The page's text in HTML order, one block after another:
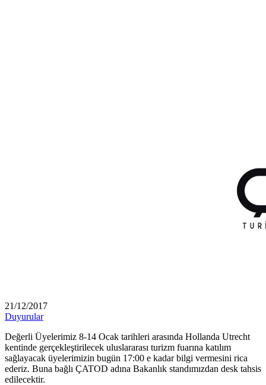
21/12/2017
Duyurular
Değerli Üyelerimiz 8-14 Ocak tarihleri arasında Hollanda Utrecht
kentinde gerçekleştirilecek uluslararası turizm fuarına katılım
sağlayacak üyelerimizin bugün 17:00 e kadar bilgi vermesini rica
ederiz. Buna bağlı ÇATOD adına Bakanlık standımızdan desk tahsis
edilecektir.